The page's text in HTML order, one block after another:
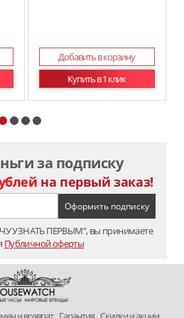
Добавить в корзину
Купить в 1 клик
за подписку
на первый заказ!
УЗНАТЬ ПЕРВЫМ”, вы принимаете
Публичной оферты